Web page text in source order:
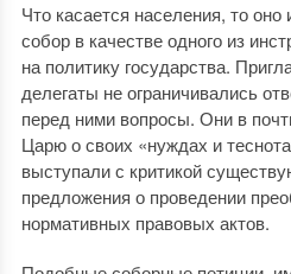
Что касается населения, то
собор в качестве одного из
на политику государства.
делегаты не ограничивались
перед ними вопросы. Они в
Царю о своих «нуждах и
выступали с критикой
предложения о проведении
нормативных правовых актов.